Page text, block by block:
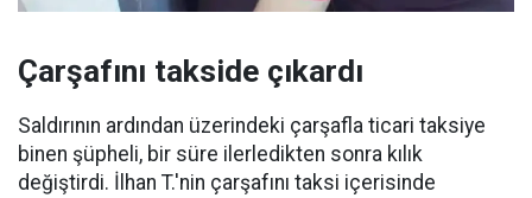
Çarşafını takside çıkardı
Saldırının ardından üzerindeki çarşafla ticari taksiye
binen şüpheli, bir süre ilerledikten sonra kılık
değiştirdi. İlhan T.'nin çarşafını taksi içerisinde